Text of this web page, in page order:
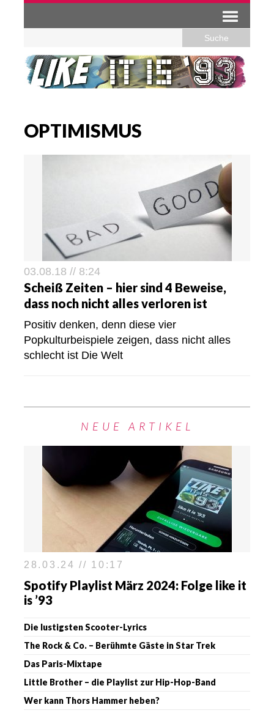
OPTIMISMUS
03.08.18 // 8:24
Scheiß Zeiten – hier sind 4 Beweise,
dass noch nicht alles verloren ist
Positiv denken, denn diese vier
Popkulturbeispiele zeigen, dass nicht alles
schlecht ist Die Welt
NEUE ARTIKEL
28.03.24 // 10:17
Spotify Playlist März 2024: Folge like it
is ’93
Die lustigsten Scooter-Lyrics
The Rock & Co. – Berühmte Gäste in Star Trek
Das Paris-Mixtape
Little Brother – die Playlist zur Hip-Hop-Band
Wer kann Thors Hammer heben?